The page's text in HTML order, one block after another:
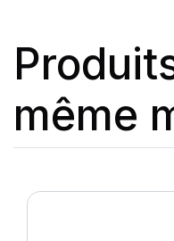
même